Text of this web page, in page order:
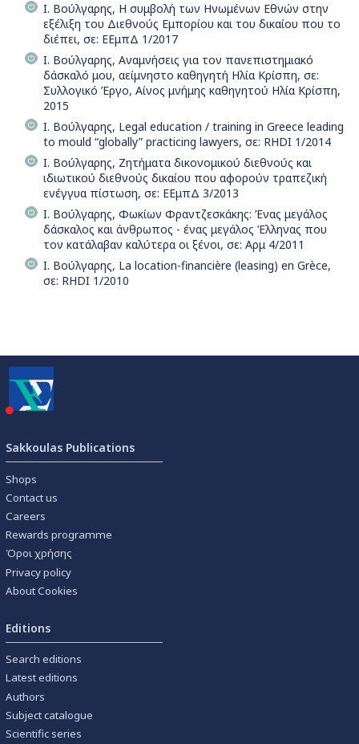
Ι. Βούλγαρης, Η συμβολή των Ηνωμένων Εθνών στην
εξέλιξη του Διεθνούς Εμπορίου και του δικαίου που το
διέπει, σε: ΕΕμπΔ 1/2017
Ι. Βούλγαρης, Αναμνήσεις για τον πανεπιστημιακό
δάσκαλό μου, αείμνηστο καθηγητή Ηλία Κρίσπη, σε:
Συλλογικό Έργο, Αίνος μνήμης καθηγητού Ηλία Κρίσπη,
2015
Ι. Βούλγαρης, Legal education / training in Greece leading
to mould “globally” practicing lawyers, σε: RHDI 1/2014
Ι. Βούλγαρης, Ζητήματα δικονομικού διεθνούς και
ιδιωτικού διεθνούς δικαίου που αφορούν τραπεζική
ενέγγυα πίστωση, σε: ΕΕμπΔ 3/2013
Ι. Βούλγαρης, Φωκίων Φραντζεσκάκης: Ένας μεγάλος
δάσκαλος και άνθρωπος - ένας μεγάλος Έλληνας που
τον κατάλαβαν καλύτερα οι ξένοι, σε: Αρμ 4/2011
Ι. Βούλγαρης, La location-financière (leasing) en Grèce,
σε: RHDI 1/2010
Sakkoulas Publications
Shops
Contact us
Careers
Rewards programme
Όροι χρήσης
Privacy policy
About Cookies
Editions
Search editions
Latest editions
Authors
Subject catalogue
Scientific series